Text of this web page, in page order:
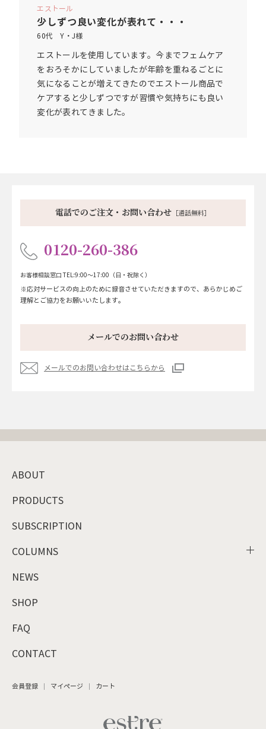
エストール
少しずつ良い変化が表れて・・・
60代 Y・J様
エストールを使用しています。今までフェムケア
をおろそかにしていましたが年齢を重ねるごとに
気になることが増えてきたのでエストール商品で
ケアすると少しずつですが習慣や気持ちにも良い
変化が表れてきました。
電話でのご注文・お問い合わせ ［通話無料］
0120-260-386
お客様相談窓口TEL:9:00～17:00（日・祝除く）
※応対サービスの向上のために録音させていただきますので、あらかじめご
理解とご協力をお願いいたします。
メールでのお問い合わせ
メールでのお問い合わせはこちらから
ABOUT
PRODUCTS
SUBSCRIPTION
COLUMNS
NEWS
SHOP
FAQ
CONTACT
会員登録 マイページ カート